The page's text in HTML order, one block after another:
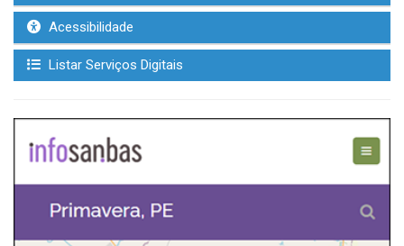
Acessibilidade
Listar Serviços Digitais